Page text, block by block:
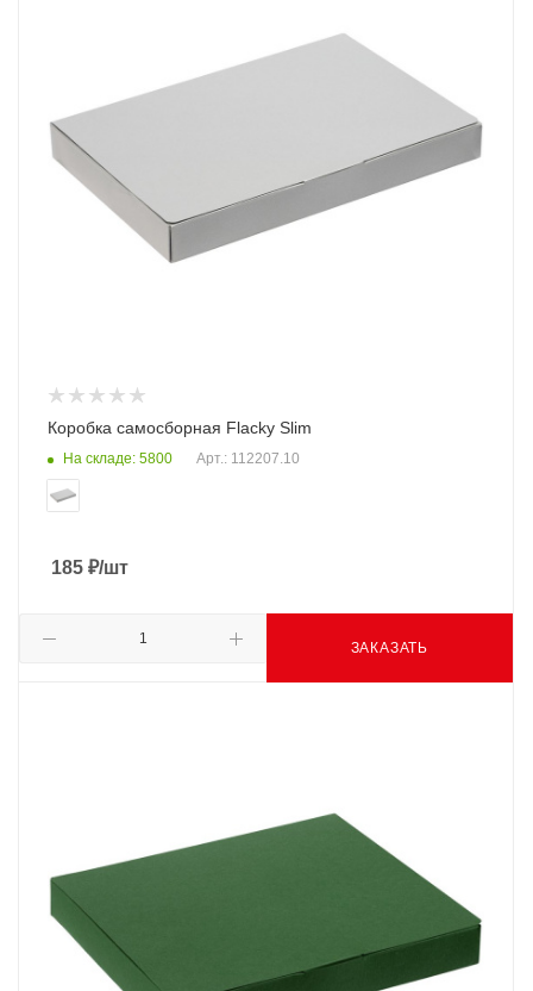
Коробка самосборная Flacky Slim
На складе: 5800 Арт.: 112207.10
185 ₽/шт
ЗАКАЗАТЬ